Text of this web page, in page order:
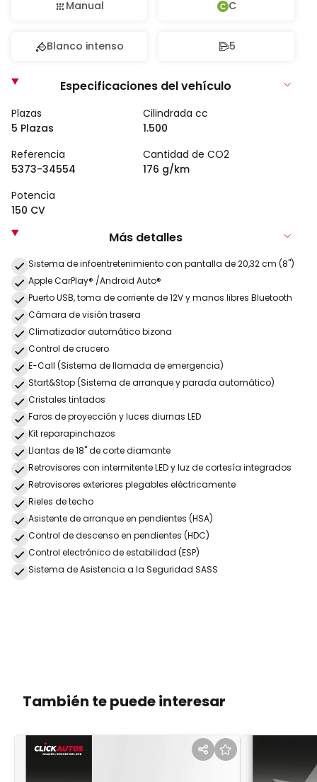
Manual C
Blanco intenso 5
Especificaciones del vehículo
Plazas
5 Plazas
Cilindrada cc
1.500
Referencia
5373-34554
Cantidad de CO2
176 g/km
Potencia
150 CV
Más detalles
Sistema de infoentretenimiento con pantalla de 20,32 cm (8")
Apple CarPlay® /Android Auto®
Puerto USB, toma de corriente de 12V y manos libres Bluetooth
Cámara de visión trasera
Climatizador automático bizona
Control de crucero
E-Call (Sistema de llamada de emergencia)
Start&Stop (Sistema de arranque y parada automático)
Cristales tintados
Faros de proyección y luces diurnas LED
Kit reparapinchazos
Llantas de 18" de corte diamante
Retrovisores con intermitente LED y luz de cortesía integrados
Retrovisores exteriores plegables eléctricamente
Rieles de techo
Asistente de arranque en pendientes (HSA)
Control de descenso en pendientes (HDC)
Control electrónico de estabilidad (ESP)
Sistema de Asistencia a la Seguridad SASS
También te puede interesar